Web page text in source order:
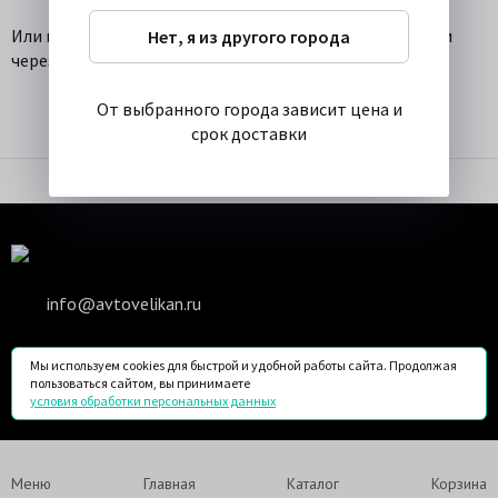
Меню Главная Каталог Корзина
Или попробуйте перейти наглавнуюи выбрать детали
через
каталоги.
info@avtovelikan.ru
Мы в соц. сетях
Нет, я из другого города
От выбранного города зависит цена и
срок доставки
Мы используем cookies для быстрой и удобной работы сайта. Продолжая
пользоваться сайтом, вы принимаете
условия обработки персональных данных